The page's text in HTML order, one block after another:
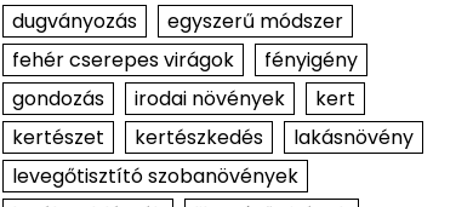
dugványozás
egyszerű módszer
fehér cserepes virágok
fényigény
gondozás
irodai növények
kert
kertészet
kertészkedés
lakásnövény
levegőtisztító szobanövények